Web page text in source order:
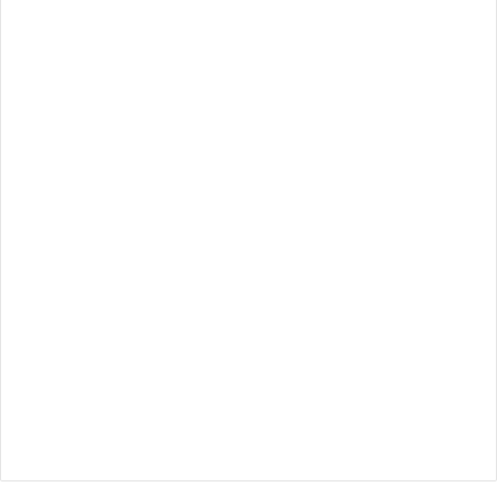
ולבני הנוער בפרט. הכדורגל הוא של כולם ואתה הבטחת לייצג את כולם